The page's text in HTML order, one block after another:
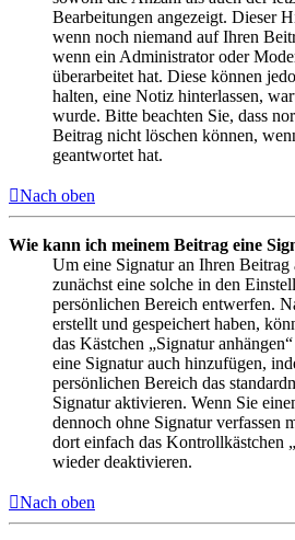
Bearbeitungen angezeigt. Dieser
wenn noch niemand auf Ihren
wenn ein Administrator oder
überarbeitet hat. Diese können
halten, eine Notiz hinterlassen,
wurde. Bitte beachten Sie, dass
Beitrag nicht löschen können,
geantwortet hat.
Nach oben
Wie kann ich meinem Beitrag eine
Um eine Signatur an Ihren Beitrag
zunächst eine solche in den
persönlichen Bereich entwerfen.
erstellt und gespeichert haben,
das Kästchen „Signatur
eine Signatur auch hinzufügen,
persönlichen Bereich das
Signatur aktivieren. Wenn Sie
dennoch ohne Signatur verfassen
dort einfach das Kontrollkästchen
wieder deaktivieren.
Nach oben